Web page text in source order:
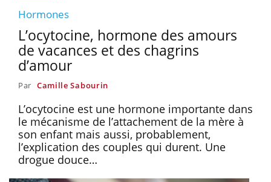
Hormones
L’ocytocine, hormone des amours
de vacances et des chagrins
d’amour
Par Camille Sabourin
L’ocytocine est une hormone importante dans
le mécanisme de l’attachement de la mère à
son enfant mais aussi, probablement,
l’explication des couples qui durent. Une
drogue douce…